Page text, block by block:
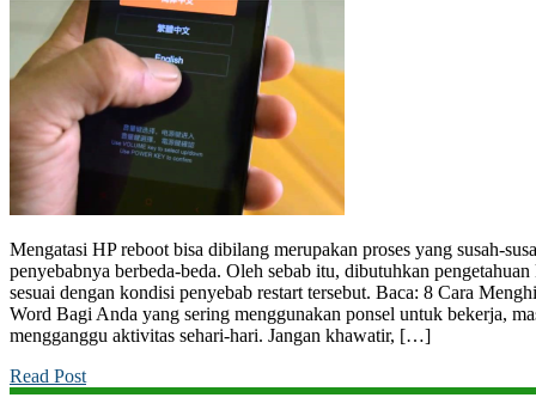
Mengatasi HP reboot bisa dibilang merupakan proses yang susah-
penyebabnya berbeda-beda. Oleh sebab itu, dibutuhkan
sesuai dengan kondisi penyebab restart tersebut. Baca: 8 Cara
Word Bagi Anda yang sering menggunakan ponsel untuk bekerja,
mengganggu aktivitas sehari-hari. Jangan khawatir, […]
Read Post